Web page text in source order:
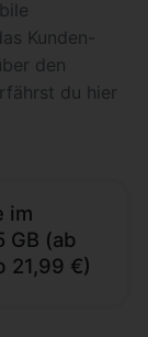
Kunden-
den
du hier
im
GB (ab
21,99 €)